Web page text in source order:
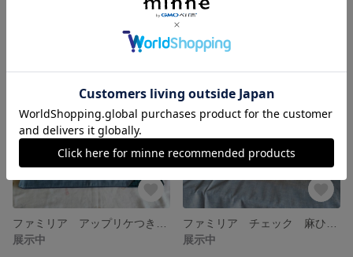
3,590円
展示中
展示中